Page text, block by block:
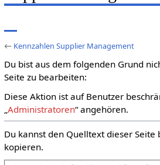
← Kennzahlen Supplier Management
Du bist aus dem folgenden Grund
Seite zu bearbeiten:
Diese Aktion ist auf Benutzer
„Administratoren“ angehören.
Du kannst den Quelltext dieser Seite
kopieren.